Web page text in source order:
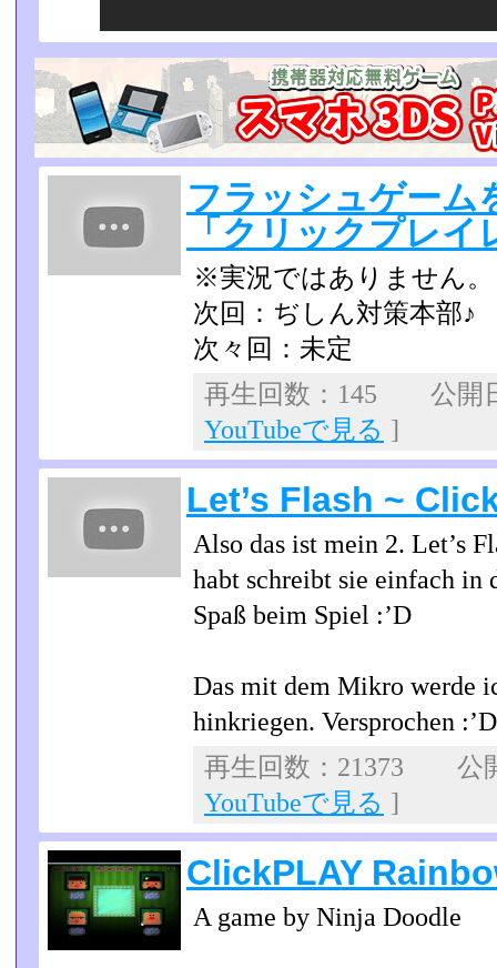
フラッシュゲー
「クリックプレ
※実況ではありません。
次回：ぢしん対策本部♪
次々回：未定
再生回数：145 公開
YouTubeで見る ]
Let’s Flash ~
Also das ist mein 2. Let’s
habt schreibt sie einfach in
Spaß beim Spiel :’D
Das mit dem Mikro werde
hinkriegen. Versprochen :’D
再生回数：21373
YouTubeで見る ]
ClickPLAY
A game by Ninja Doodle